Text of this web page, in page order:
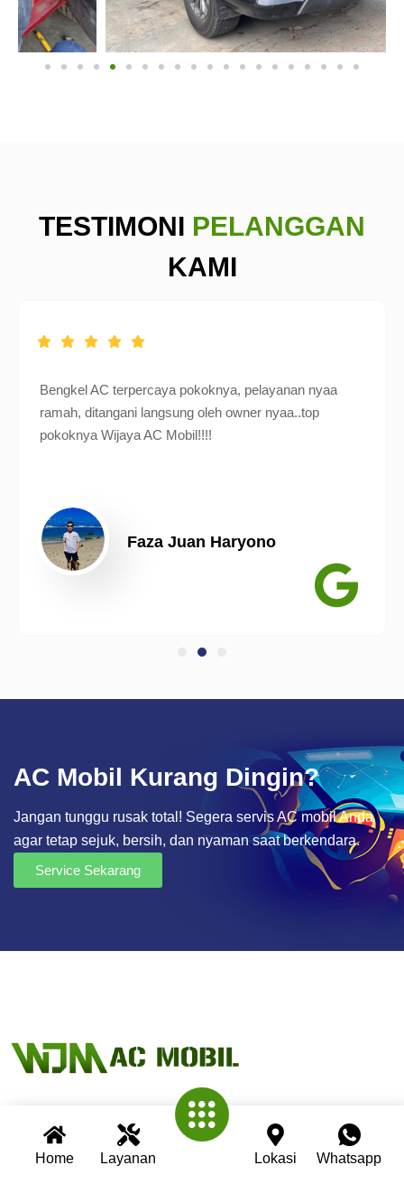
Home Layanan Lokasi Whatsapp
TESTIMONI PELANGGAN
KAMI
Bengkel AC terpercaya pokoknya, pelayanan nyaa
ramah, ditangani langsung oleh owner nyaa..top
pokoknya Wijaya AC Mobil!!!!
Faza Juan Haryono
AC Mobil Kurang Dingin?
Jangan tunggu rusak total! Segera servis AC mobil Anda
agar tetap sejuk, bersih, dan nyaman saat berkendara.
Service Sekarang
Wijaya AC Mobil adalah bengkel spesialis AC mobil yang
telah berpengalaman lebih dari 30 tahun. Kami berkomitmen